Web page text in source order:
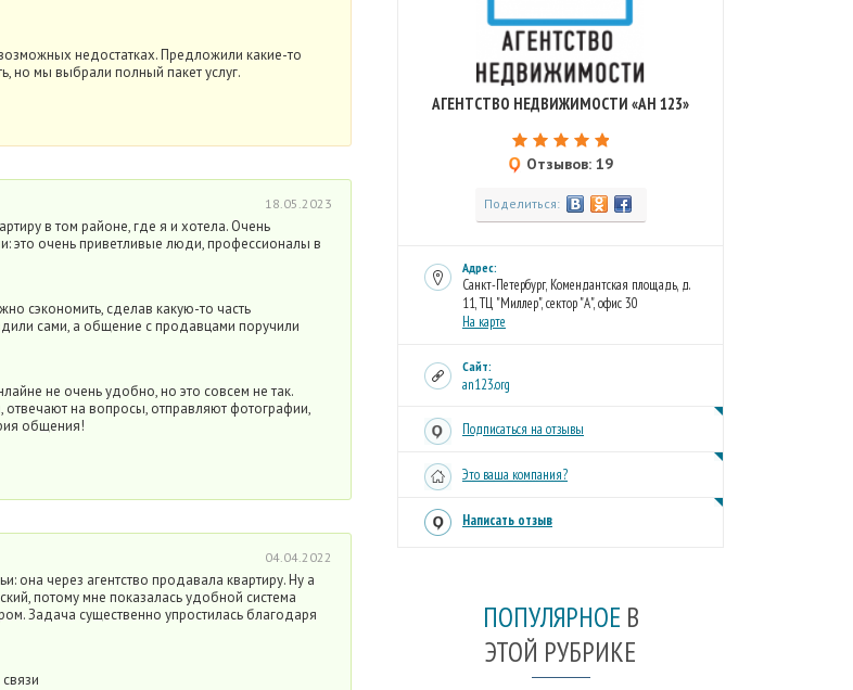
недостатках. Предложили какие-то
но мы выбрали полный пакет услуг.
18.05.2023
в том районе, где я и хотела. Очень
это очень приветливые люди, профессионалы в
сэкономить, сделав какую-то часть
сами, а общение с продавцами поручили
не очень удобно, но это совсем не так.
отвечают на вопросы, отправляют фотографии,
общения!
04.04.2022
она через агентство продавала квартиру. Ну а
потому мне показалась удобной система
Задача существенно упростилась благодаря
АГЕНТСТВО НЕДВИЖИМОСТИ «АН 123»
Отзывов: 19
Поделиться:
Адрес:
Санкт-Петербург, Комендантская площадь, д.
11, ТЦ "Миллер", сектор "А", офис 30
На карте
Сайт:
an123.org
Подписаться на отзывы
Это ваша компания?
Написать отзыв
ПОПУЛЯРНОЕ В
ЭТОЙ РУБРИКЕ